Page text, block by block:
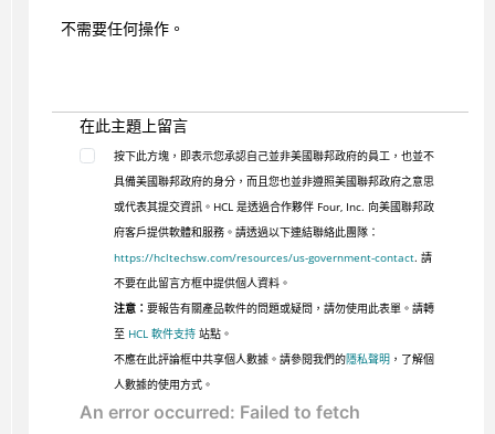
不需要任何操作。
在此主題上留言
按下此方塊，即表示您承認自己並非美國聯邦政府的員工，也並不
具備美國聯邦政府的身分，而且您也並非遵照美國聯邦政府之意思
或代表其提交資訊。HCL 是透過合作夥伴 Four, Inc. 向美國聯邦政
府客戶提供軟體和服務。請透過以下連結聯絡此團隊：
https://hcltechsw.com/resources/us-government-contact. 請
不要在此留言方框中提供個人資料。
注意： 要報告有關產品軟件的問題或疑問，請勿使用此表單。請轉
至 HCL 軟件支持站點。
不應在此評論框中共享個人數據。請參閱我們的隱私聲明 ，了解個
人數據的使用方式。